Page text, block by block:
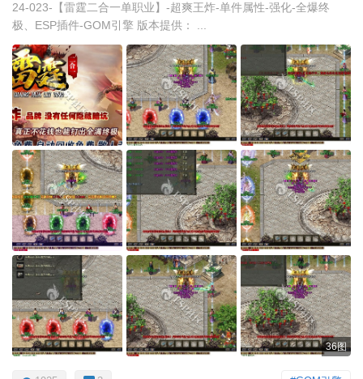
24-023-【雷霆二合一单职业】-超爽王炸-单件属性-强化-全爆终
极、ESP插件-GOM引擎 版本提供： ...
36图